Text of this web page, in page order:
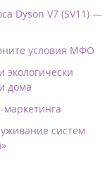
Dyson V7 (SV11) —
условия МФО
дома
систем